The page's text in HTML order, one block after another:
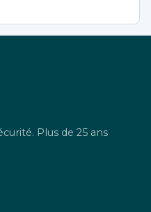
Plus de 25 ans